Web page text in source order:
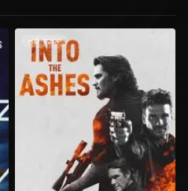
HD 720P